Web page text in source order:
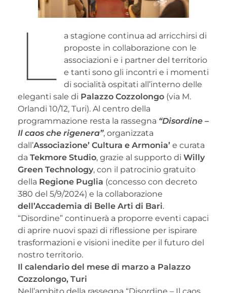
L
a stagione continua ad arricchirsi di
proposte in collaborazione con le
associazioni e i partner del territorio
e tanti sono gli incontri e i momenti
di socialità ospitati all’interno delle
eleganti sale di Palazzo Cozzolongo (via M.
Orlandi 10/12, Turi). Al centro della
programmazione resta la rassegna “Disordine –
Il caos che rigenera”, organizzata
dall’Associazione’ Cultura e Armonia’ e curata
da Tekmore Studio, grazie al supporto di Willy
Green Technology, con il patrocinio gratuito
della Regione Puglia (concesso con decreto
380 del 5/9/2024) e la collaborazione
dell’Accademia di Belle Arti di Bari.
“Disordine” continuerà a proporre eventi capaci
di aprire nuovi spazi di riflessione per ispirare
trasformazioni e visioni inedite per il futuro del
nostro territorio.
Il calendario del mese di marzo a Palazzo
Cozzolongo, Turi